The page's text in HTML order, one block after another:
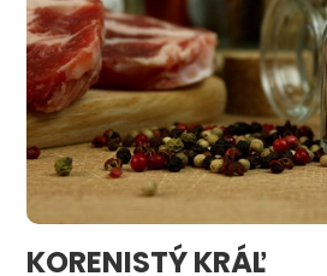
KORENISTÝ KRÁĽ